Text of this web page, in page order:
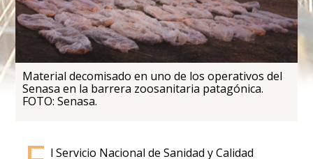
Material decomisado en uno de los operativos del
Senasa en la barrera zoosanitaria patagónica.
FOTO: Senasa.
l Servicio Nacional de Sanidad y Calidad